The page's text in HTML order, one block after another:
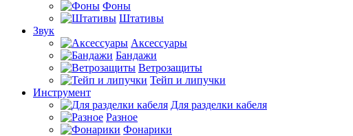
Фоны
Штативы
Звук
Аксессуары
Бандажи
Ветрозащиты
Тейп и липучки
Инструмент
Для разделки кабеля
Разное
Фонарики